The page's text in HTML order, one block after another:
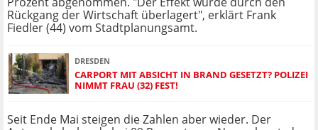
Rückgang der Wirtschaft überlagert", erklärt Frank
Fiedler (44) vom Stadtplanungsamt.
DRESDEN
CARPORT MIT ABSICHT IN BRAND GESETZT? POLIZEI
NIMMT FRAU (32) FEST!
Seit Ende Mai steigen die Zahlen aber wieder. Der